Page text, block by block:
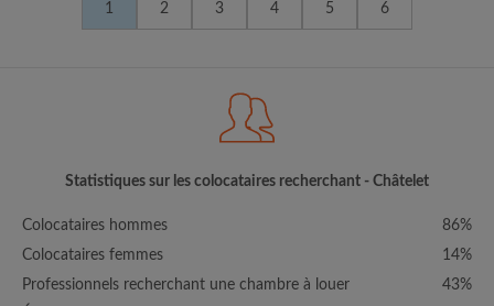
1 2 3 4 5 6
Statistiques sur les colocataires recherchant - Châtelet
Colocataires hommes
86%
Colocataires femmes
14%
Professionnels recherchant une chambre à louer
43%